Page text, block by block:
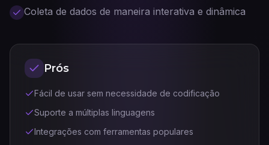
Coleta de dados de maneira interativa e dinâmica
Prós
Fácil de usar sem necessidade de codificação
Suporte a múltiplas linguagens
Integrações com ferramentas populares